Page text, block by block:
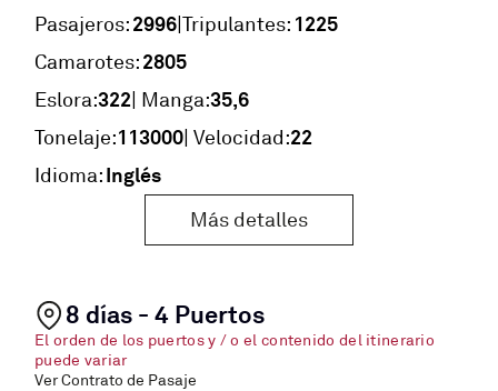
Pasajeros:2996|Tripulantes: 1225
Camarotes:2805
Eslora:322| Manga:35,6
Tonelaje:113000| Velocidad:22
Idioma:Inglés
Más detalles
8 días - 4 Puertos
El orden de los puertos y / o el contenido del itinerario
puede variar
Ver Contrato de Pasaje